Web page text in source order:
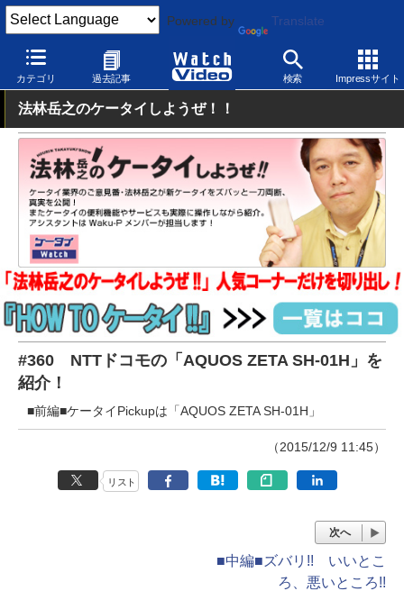
Powered by Translate
カテゴリ 過去記事 検索 Impressサイト
Watch Video モバイル スマートフォン Android
法林岳之のケータイしようぜ！！
#360 NTTドコモの「AQUOS ZETA SH-01H」を
紹介！
■前編■ケータイPickupは「AQUOS ZETA SH-01H」
（2015/12/9 11:45）
リスト
次へ
■中編■ズバリ!! いいとこ
ろ、悪いところ!!